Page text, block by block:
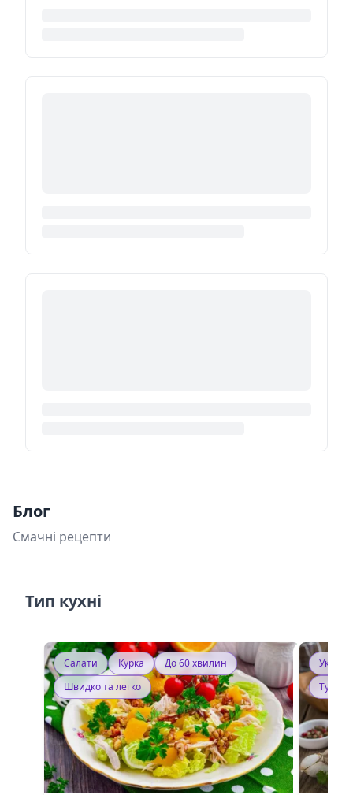
Блог
Смачні рецепти
Тип кухні
Салати Курка
До 60 хвилин
Швидко та легко